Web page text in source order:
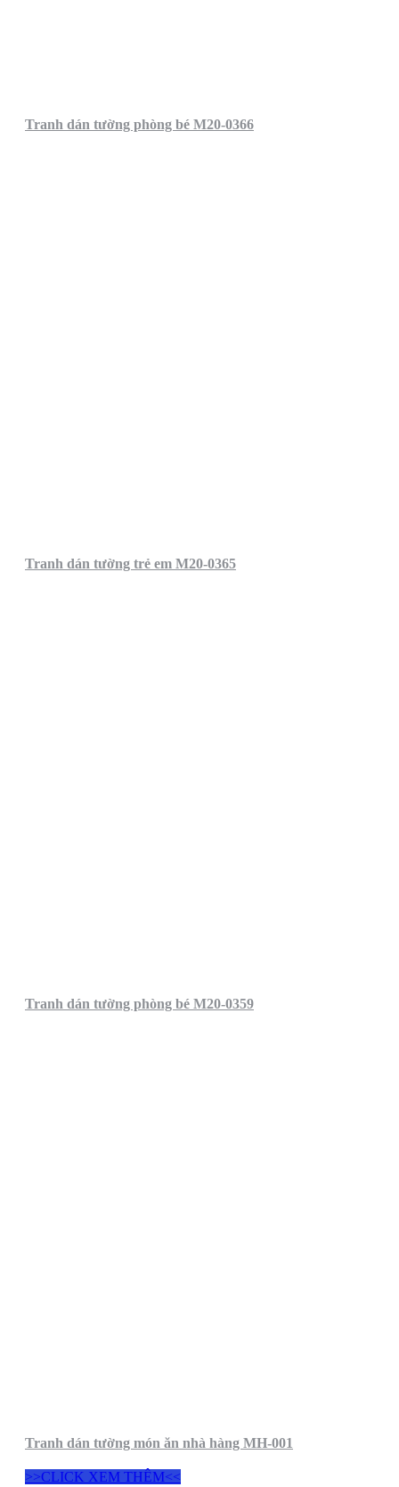
Tranh dán tường phòng bé M20-0366
Tranh dán tường trẻ em M20-0365
Tranh dán tường phòng bé M20-0359
Tranh dán tường món ăn nhà hàng MH-001
>>CLICK XEM THÊM<<